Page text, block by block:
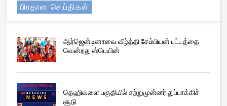
பிரதான செய்திகள்
ஆர்ஜென்டினாவை வீழ்த்தி சேம்பியன் பட்டத்தை
வென்றது ஸ்பெயின்
தெஹிவளை பகுதியில் சற்றுமுன்னர் துப்பாக்கிச்
சூடு